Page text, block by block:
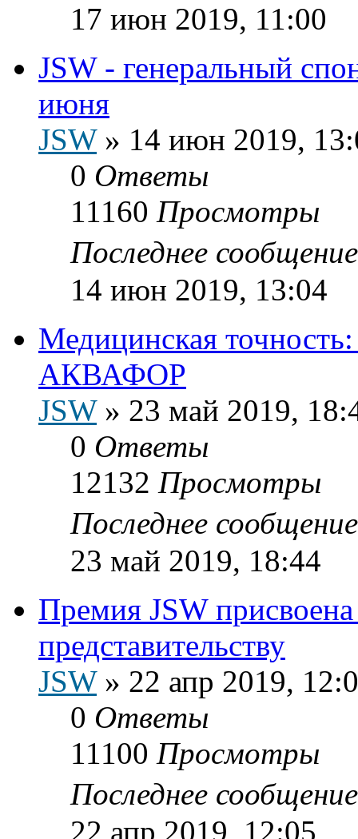
17 июн 2019, 11:00
JSW - генеральный
июня
JSW» 14 июн 2019,
0 Ответы
11160 Просмотры
Последнее
14 июн 2019, 13:04
Медицинская
АКВАФОР
JSW» 23 май 2019,
0 Ответы
12132 Просмотры
Последнее
23 май 2019, 18:44
Премия JSW
представительству
JSW» 22 апр 2019,
0 Ответы
11100 Просмотры
Последнее
22 апр 2019, 12:05